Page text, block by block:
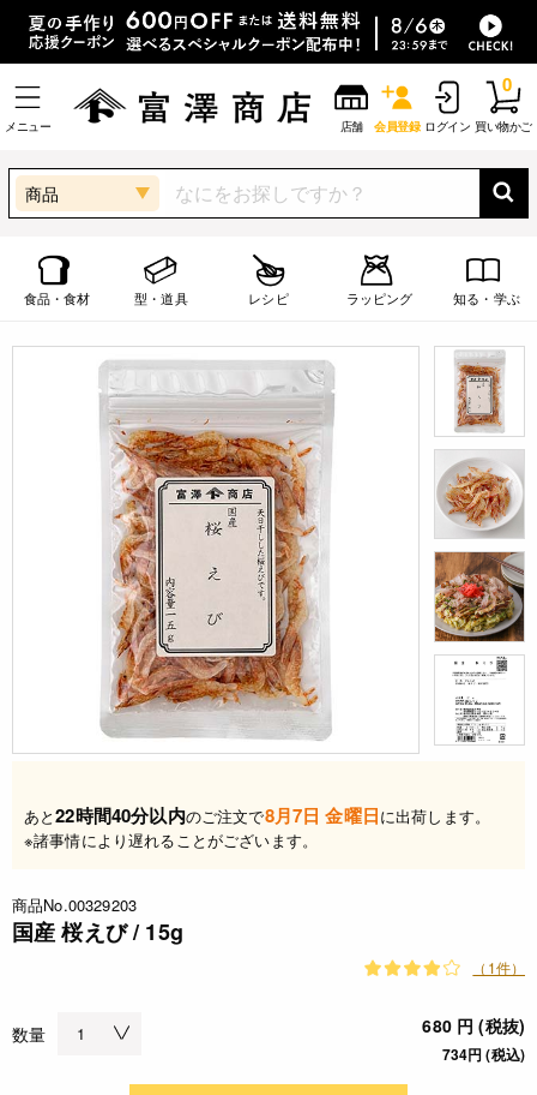
メニュー 店舗 会員登録 ログイン 買い物かご
0
商品
食品・食材 型・道具 レシピ ラッピング 知る・学ぶ
あと22時間40分以内のご注文で8月7日 金曜日に出荷します。
※諸事情により遅れることがございます。
商品No.00329203
国産 桜えび / 15g
（1件）
数量 680 円 (税抜)
734円 (税込)